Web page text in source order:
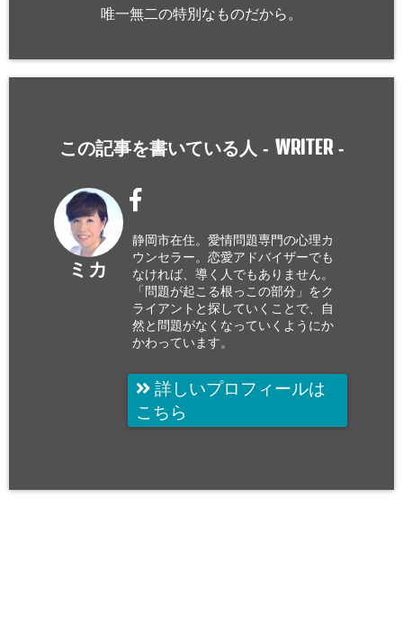
唯一無二の特別なものだから。
この記事を書いている人 - WRITER-
ミカ
静岡市在住。愛情問題専門の心理カ
ウンセラー。恋愛アドバイザーでも
なければ、導く人でもありません。
「問題が起こる根っこの部分」をク
ライアントと探していくことで、自
然と問題がなくなっていくようにか
かわっています。
詳しいプロフィールは
こちら